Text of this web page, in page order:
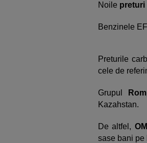
Noile preturi
Benzinele
Preturile
cele de
Grupul
Kazahstan.
De altfel,
sase bani pe